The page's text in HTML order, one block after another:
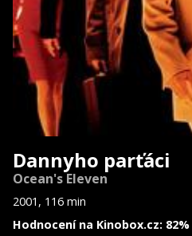
Dannyho parťáci
Ocean's Eleven
2001, 116 min
Hodnocení na Kinobox.cz: 82%